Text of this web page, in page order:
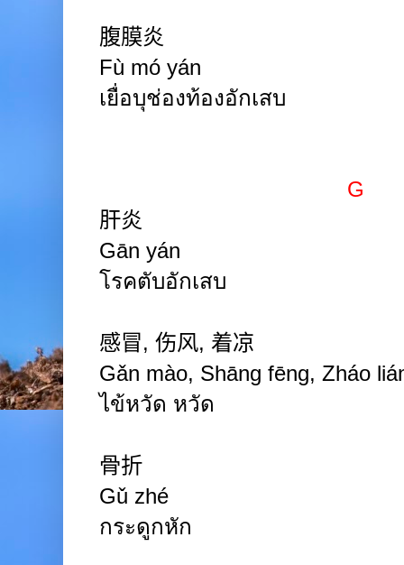
腹膜炎
Fù mó yán
เยื่อบุช่องท้องอักเสบ
G
肝炎
Gān yán
โรคตับอักเสบ
感冒, 伤风, 着凉
Gǎn mào, Shāng fēng, Zháo
ไข้หวัด หวัด
骨折
Gǔ zhé
กระดูกหัก